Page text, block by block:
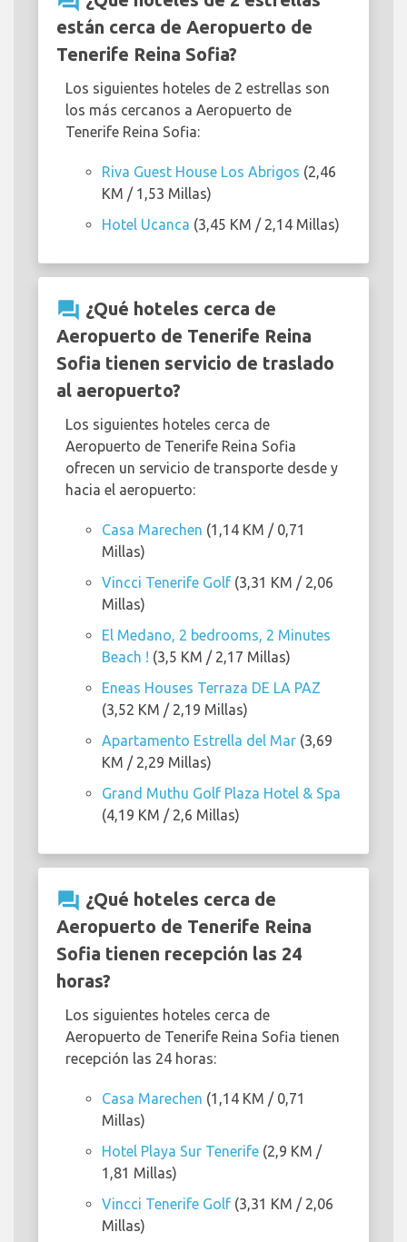
están cerca de Aeropuerto de
Tenerife Reina Sofia?
Los siguientes hoteles de 2 estrellas son
los más cercanos a Aeropuerto de
Tenerife Reina Sofia:
Riva Guest House Los Abrigos (2,46
KM / 1,53 Millas)
Hotel Ucanca (3,45 KM / 2,14 Millas)
question_answer ¿Qué hoteles cerca de
Aeropuerto de Tenerife Reina
Sofia tienen servicio de traslado
al aeropuerto?
Los siguientes hoteles cerca de
Aeropuerto de Tenerife Reina Sofia
ofrecen un servicio de transporte desde y
hacia el aeropuerto:
Casa Marechen (1,14 KM / 0,71
Millas)
Vincci Tenerife Golf (3,31 KM / 2,06
Millas)
El Medano, 2 bedrooms, 2 Minutes
Beach ! (3,5 KM / 2,17 Millas)
Eneas Houses Terraza DE LA PAZ
(3,52 KM / 2,19 Millas)
Apartamento Estrella del Mar (3,69
KM / 2,29 Millas)
Grand Muthu Golf Plaza Hotel & Spa
(4,19 KM / 2,6 Millas)
question_answer ¿Qué hoteles cerca de
Aeropuerto de Tenerife Reina
Sofia tienen recepción las 24
horas?
Los siguientes hoteles cerca de
Aeropuerto de Tenerife Reina Sofia tienen
recepción las 24 horas:
Casa Marechen (1,14 KM / 0,71
Millas)
Hotel Playa Sur Tenerife (2,9 KM /
1,81 Millas)
Vincci Tenerife Golf (3,31 KM / 2,06
Millas)